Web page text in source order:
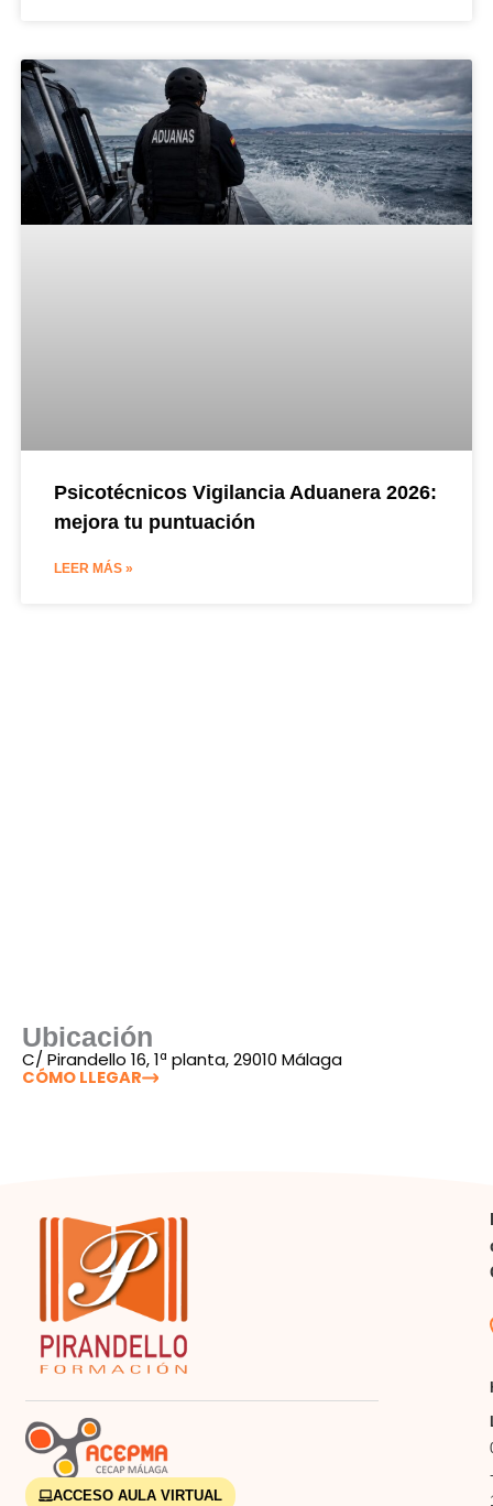
Psicotécnicos Vigilancia Aduanera 2026:
mejora tu puntuación
LEER MÁS »
Ubicación
C/ Pirandello 16, 1ª planta, 29010 Málaga
CÓMO LLEGAR
ACCESO AULA VIRTUAL
-